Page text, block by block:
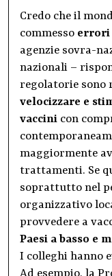
Credo che il
commesso errori
agenzie sovra-
nazionali –
regolatorie sono
velocizzare e
vaccini con
maggiormente
trattamenti. Se
soprattutto nel
organizzativo
provvedere a
Paesi a basso e
I colleghi hanno